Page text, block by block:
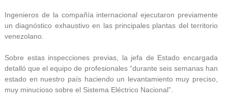
Ingenieros de la compañía internacional ejecutaron previamente
un diagnóstico exhaustivo en las principales plantas del territorio
venezolano.
Sobre estas inspecciones previas, la jefa de Estado encargada
detalló que el equipo de profesionales “durante seis semanas han
estado en nuestro país haciendo un levantamiento muy preciso,
muy minucioso sobre el Sistema Eléctrico Nacional”.